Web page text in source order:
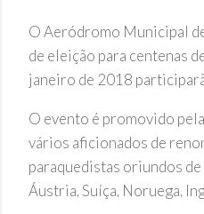
O Aeródromo Municipal
de eleição para centenas
janeiro de 2018
O evento é promovido
vários aficionados de
paraquedistas oriundos de
Áustria, Suíça, Noruega,